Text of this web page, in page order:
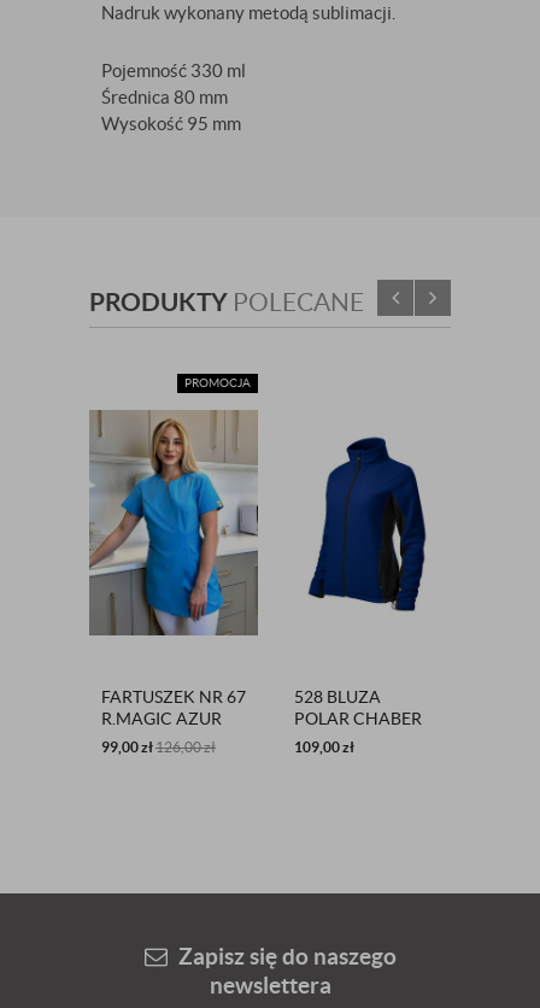
Nadruk wykonany metodą sublimacji.
Pojemność 330 ml
Średnica 80 mm
Wysokość 95 mm
PRODUKTY POLECANE
PROMOCJA
FARTUSZEK NR 67
R.MAGIC AZUR
99,00zł126,00zł
528 BLUZA
POLAR CHABER
109,00zł
Zapisz się do naszego
newslettera